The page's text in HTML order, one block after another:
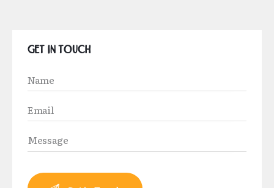
Get in Touch